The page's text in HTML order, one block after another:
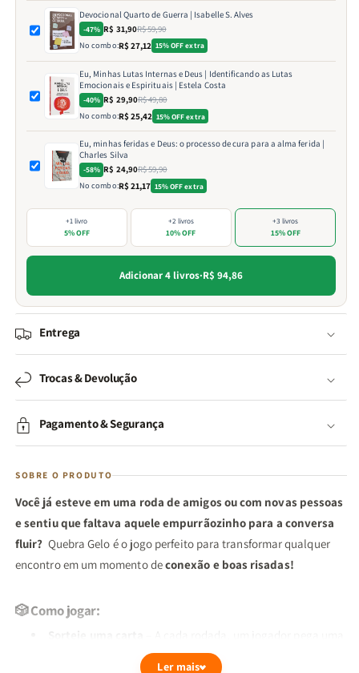
Devocional Quarto de Guerra | Isabelle S. Alves
-47% R$ 31,90R$ 59,90
No combo:R$ 27,12 15% OFF extra
Eu, Minhas Lutas Internas e Deus | Identificando as Lutas
Emocionais e Espirituais | Estela Costa
-40% R$ 29,90R$ 49,80
No combo:R$ 25,42 15% OFF extra
Eu, minhas feridas e Deus: o processo de cura para a alma ferida |
Charles Silva
-58% R$ 24,90R$ 59,90
No combo:R$ 21,17 15% OFF extra
+1 livro
5% OFF
+2 livros
10% OFF
+3 livros
15% OFF
Adicionar 4 livros·R$ 94,86
Entrega
Trocas & Devolução
Pagamento & Segurança
SOBRE O PRODUTO
Você já esteve em uma roda de amigos ou com novas pessoas
e sentiu que faltava aquele empurrãozinho para a conversa
fluir? Quebra Gelo é o jogo perfeito para transformar qualquer
encontro em um momento deconexão e boas risadas!
🎲Como jogar:
carta com uma pergunta instigante.
Ler mais